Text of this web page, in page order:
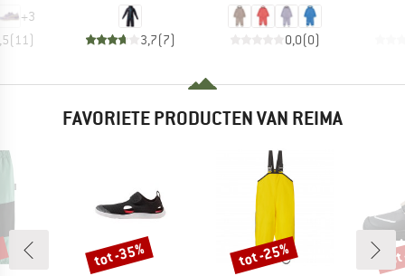
+3
(11 ) 3,7(7) 0,0(0)
FAVORIETE PRODUCTEN VAN REIMA
Korting
tot -35% Korting
tot -25%